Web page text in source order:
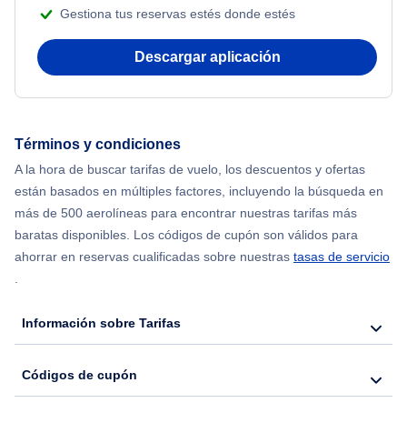
Flights from Delhi to Nueva York
Flights from Nueva York to Hong Kong
Flights from Nueva York to Lisboa
Gestiona tus reservas estés donde estés
Descargar aplicación
Términos y condiciones
A la hora de buscar tarifas de vuelo, los descuentos y ofertas
están basados en múltiples factores, incluyendo la búsqueda en
más de 500 aerolíneas para encontrar nuestras tarifas más
baratas disponibles. Los códigos de cupón son válidos para
ahorrar en reservas cualificadas sobre nuestras tasas de servicio
.
Información sobre Tarifas
Códigos de cupón